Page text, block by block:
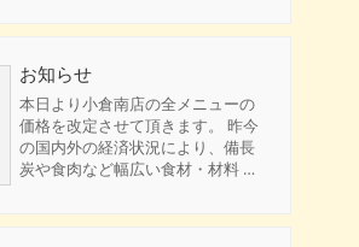
お知らせ
本日より小倉南店の全メニューの
価格を改定させて頂きます。 昨今
の国内外の経済状況により、備長
炭や食肉など幅広い食材・材料 …